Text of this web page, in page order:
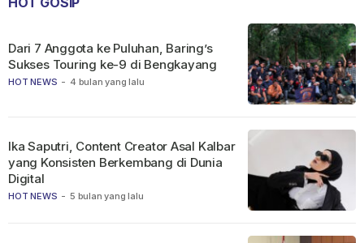
HOT NEWS - 4 bulan yang lalu
Dari 7 Anggota ke Puluhan, Baring’s
Sukses Touring ke-9 di Bengkayang
HOT NEWS - 5 bulan yang lalu
Ika Saputri, Content Creator Asal Kalbar
yang Konsisten Berkembang di Dunia
Digital